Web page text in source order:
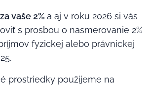
vaše 2% a aj v roku 2026 si vás
s prosbou o nasmerovanie 2%
fyzickej alebo právnickej
prostriedky použijeme na